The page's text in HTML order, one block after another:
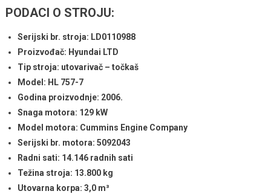
PODACI O STROJU:
Serijski br. stroja: LD0110988
Proizvođač: Hyundai LTD
Tip stroja: utovarivač – točkaš
Model: HL 757-7
Godina proizvodnje: 2006.
Snaga motora: 129 kW
Model motora: Cummins Engine Company
Serijski br. motora: 5092043
Radni sati: 14.146 radnih sati
Težina stroja: 13.800 kg
Utovarna korpa: 3,0 m³